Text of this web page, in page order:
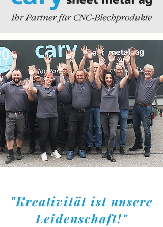
"Kreativität ist unsere
Leidenschaft!"